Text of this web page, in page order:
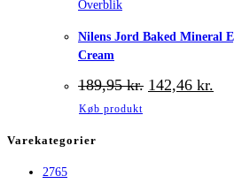
Overblik
Nilens Jord Baked Mineral
Cream
189,95kr. Den
oprindelige
142,46 kr.
Køb produkt
Varekategorier
2765